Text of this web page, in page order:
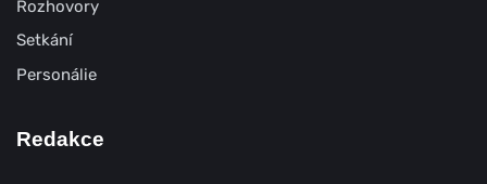
Rozhovory
Setkání
Personálie
Redakce